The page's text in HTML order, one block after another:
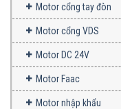
Motor cổng tay đòn
Motor cổng VDS
Motor DC 24V
Motor Faac
Motor nhập khẩu